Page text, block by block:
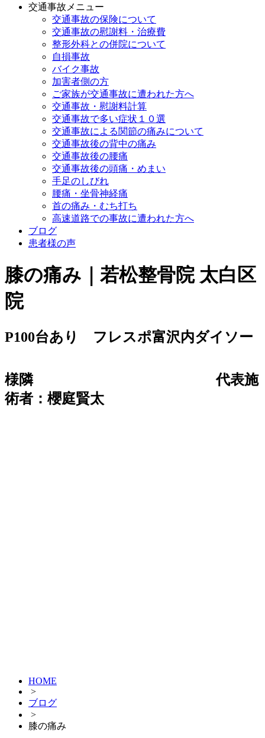
交通事故メニュー
交通事故の保険について
交通事故の慰謝料・治療費
整形外科との併院について
自損事故
バイク事故
加害者側の方
ご家族が交通事故に遭われた方へ
交通事故・慰謝料計算
交通事故で多い症状１０選
交通事故による関節の痛みについて
交通事故後の背中の痛み
交通事故後の腰痛
交通事故後の頭痛・めまい
手足のしびれ
腰痛・坐骨神経痛
首の痛み・むち打ち
高速道路での事故に遭われた方へ
ブログ
患者様の声
膝の痛み｜若松整骨院 太白区
院
P100台あり フレスポ富沢内ダイソー
様隣
代表施
術者：櫻庭賢太
HOME
>
ブログ
>
膝の痛み